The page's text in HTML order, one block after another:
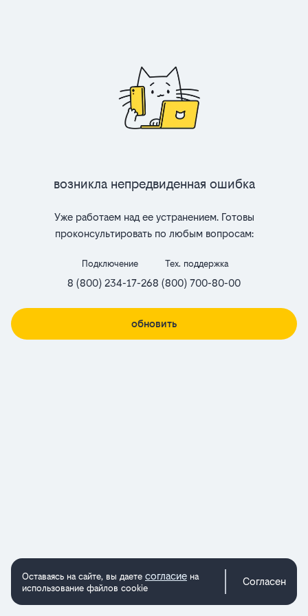
Возникла непредвиденная ошибка
Уже работаем над ее устранением. Готовы
проконсультировать по любым вопросам:
Подключение
8 (800) 234-17-26
Тех. поддержка
8 (800) 700-80-00
обновить
Оставаясь на сайте, вы даете согласие на
использование файлов cookie
Согласен